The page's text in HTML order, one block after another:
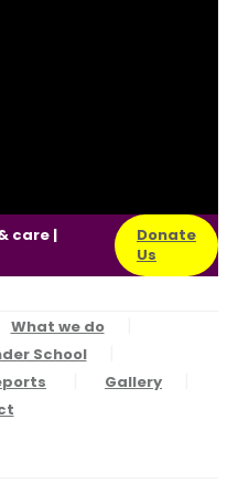
care |
Donate
Us
What we do
School
Gallery